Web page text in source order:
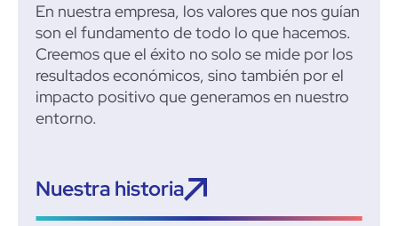
En nuestra empresa, los valores que nos guían
son el fundamento de todo lo que hacemos.
Creemos que el éxito no solo se mide por los
resultados económicos, sino también por el
impacto positivo que generamos en nuestro
entorno.
Nuestra historia